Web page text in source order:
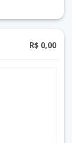
R$ 0,00